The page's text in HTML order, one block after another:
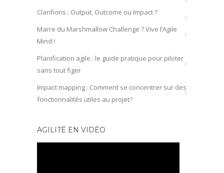
Clarifions : Output, Outcome ou Impact ?
Marre du Marshmallow Challenge ? Vive l’Agile
Mind !
Planification agile : le guide pratique pour piloter
sans tout figer
Impact mapping : Comment se concentrer sur des
fonctionnalités utiles au projet?
AGILITÉ EN VIDÉO